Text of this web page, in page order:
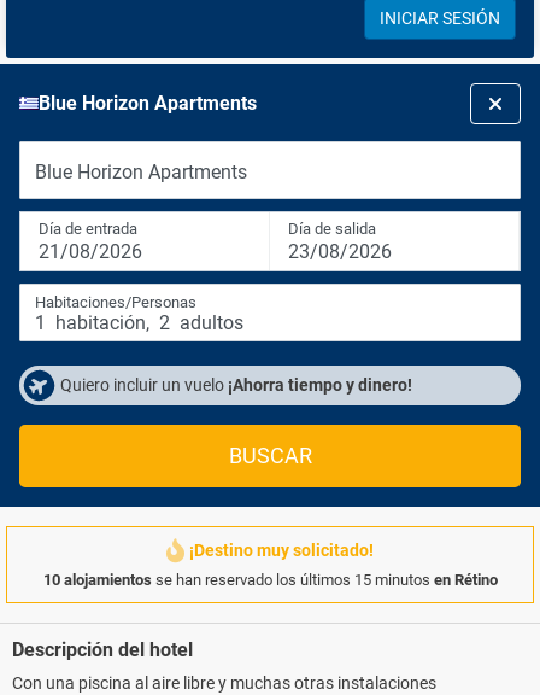
INICIAR SESIÓN
Blue Horizon Apartments
Blue Horizon Apartments
Día de entrada
21/08/2026
Día de salida
23/08/2026
Habitaciones/Personas
1 habitación, 2 adultos
Quiero incluir un vuelo ¡Ahorra tiempo y dinero!
BUSCAR
¡Destino muy solicitado!
10 alojamientos se han reservado los últimos 15 minutos en Rétino
Descripción del hotel
Con una piscina al aire libre y muchas otras instalaciones